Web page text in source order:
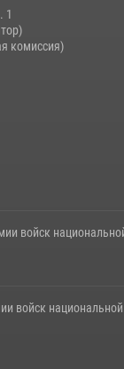
1
комиссия)
войск
войск